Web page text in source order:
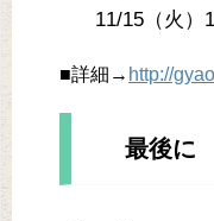
11/15（火）
■詳細→ http://
最後に